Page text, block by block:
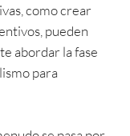
como crear
pueden
abordar la fase
para